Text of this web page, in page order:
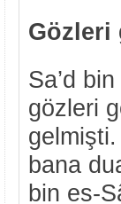
Gözleri
Sa’d
gözleri
gelmişti.
bana
bin es-